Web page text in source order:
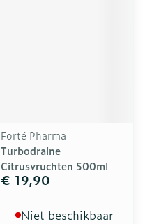
Forté Pharma
Turbodraine
Citrusvruchten 500ml
€ 19,90
Niet beschikbaar